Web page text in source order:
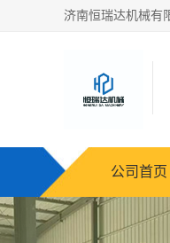
公司首页